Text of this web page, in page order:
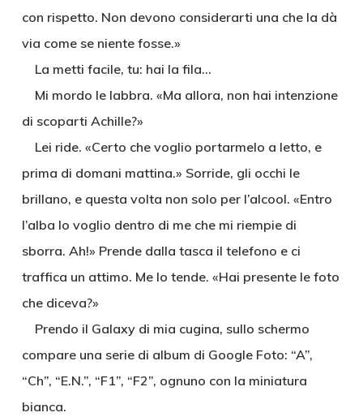
con rispetto. Non devono considerarti una che la dà
via come se niente fosse.»
La metti facile, tu: hai la fila…
Mi mordo le labbra. «Ma allora, non hai intenzione
di scoparti Achille?»
Lei ride. «Certo che voglio portarmelo a letto, e
prima di domani mattina.» Sorride, gli occhi le
brillano, e questa volta non solo per l’alcool. «Entro
l’alba lo voglio dentro di me che mi riempie di
sborra. Ah!» Prende dalla tasca il telefono e ci
traffica un attimo. Me lo tende. «Hai presente le foto
che diceva?»
Prendo il Galaxy di mia cugina, sullo schermo
compare una serie di album di Google Foto: “A”,
“Ch”, “E.N.”, “F1”, “F2”, ognuno con la miniatura
bianca.